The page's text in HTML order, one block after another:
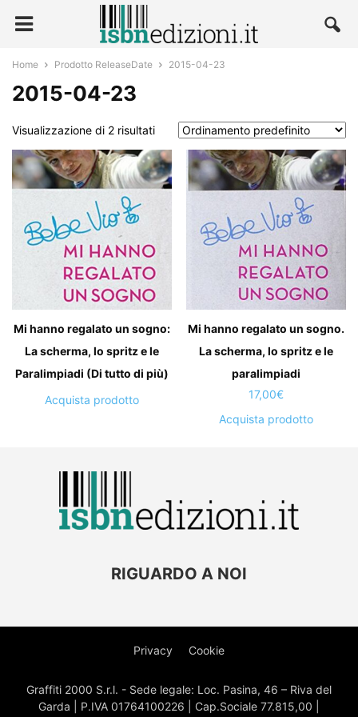
Home Prodotto ReleaseDate 2015-04-23
2015-04-23
Visualizzazione di 2 risultati
Mi hanno regalato un sogno:
La scherma, lo spritz e le
Paralimpiadi (Di tutto di più)
Acquista prodotto
Mi hanno regalato un sogno.
La scherma, lo spritz e le
paralimpiadi
17,00€
Acquista prodotto
RIGUARDO A NOI
Privacy Cookie
Graffiti 2000 S.r.l. - Sede legale: Loc. Pasina, 46 – Riva del
Garda | P.IVA 01764100226 | Cap.Sociale 77.815,00 |